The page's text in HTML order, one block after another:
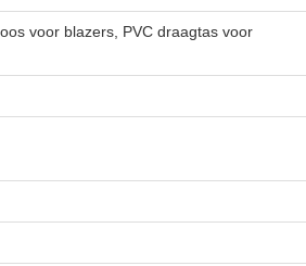
voor blazers, PVC draagtas voor